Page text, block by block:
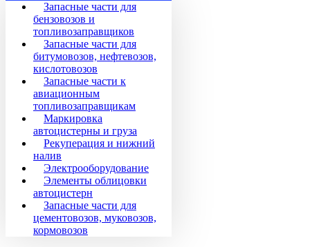
Запасные части для
бензовозов и
топливозаправщиков
Запасные части для
битумовозов, нефтевозов,
кислотовозов
Запасные части к
авиационным
топливозаправщикам
Маркировка
автоцистерны и груза
Рекуперация и нижний
налив
Электрооборудование
Элементы облицовки
автоцистерн
Запасные части для
цементовозов, муковозов,
кормовозов